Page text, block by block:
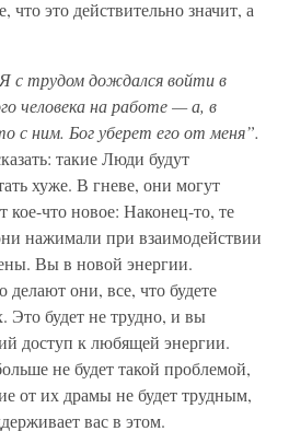
что это действительно значит, а
Я с трудом дождался войти в
человека на работе — а, в
с ним. Бог уберет его от меня”.
такие Люди будут
хуже. В гневе, они могут
кое-что новое: Наконец-то, те
нажимали при взаимодействии
Вы в новой энергии.
делают они, все, что будете
будет не трудно, и вы
доступ к любящей энергии.
не будет такой проблемой,
от их драмы не будет трудным,
вас в этом.